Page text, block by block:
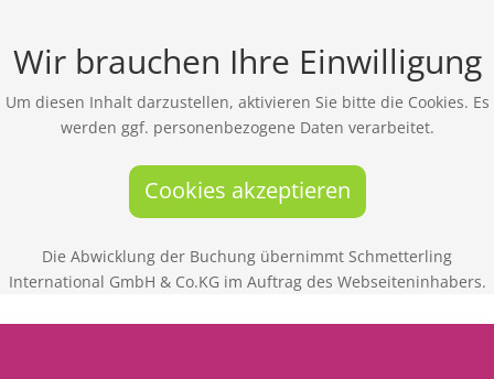
Wir brauchen Ihre Einwilligung
Um diesen Inhalt darzustellen, aktivieren Sie bitte die Cookies. Es
werden ggf. personenbezogene Daten verarbeitet.
Cookies akzeptieren
Die Abwicklung der Buchung übernimmt Schmetterling
International GmbH & Co.KG im Auftrag des Webseiteninhabers.